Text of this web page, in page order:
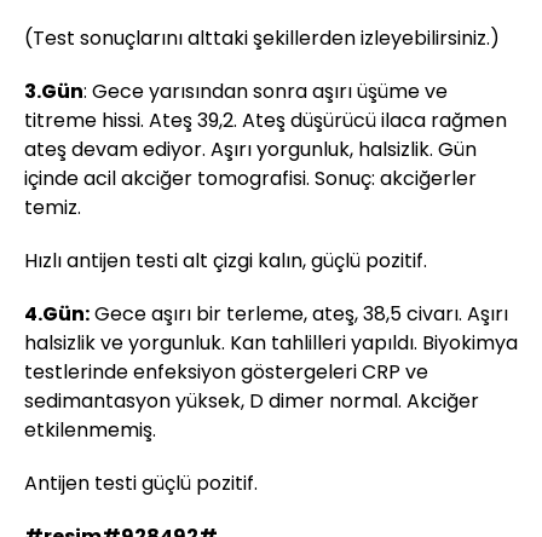
(Test sonuçlarını alttaki şekillerden izleyebilirsiniz.)
3.Gün: Gece yarısından sonra aşırı üşüme ve
titreme hissi. Ateş 39,2. Ateş düşürücü ilaca rağmen
ateş devam ediyor. Aşırı yorgunluk, halsizlik. Gün
içinde acil akciğer tomografisi. Sonuç: akciğerler
temiz.
Hızlı antijen testi alt çizgi kalın, güçlü pozitif.
4.Gün:Gece aşırı bir terleme, ateş, 38,5 civarı. Aşırı
halsizlik ve yorgunluk. Kan tahlilleri yapıldı. Biyokimya
testlerinde enfeksiyon göstergeleri CRP ve
sedimantasyon yüksek, D dimer normal. Akciğer
etkilenmemiş.
Antijen testi güçlü pozitif.